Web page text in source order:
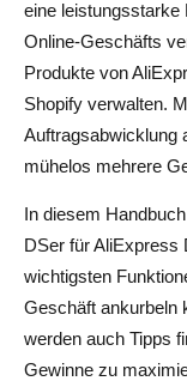
Vor- und
Vorteile der
Nachteile der
Wie DSers
Optimieren Sie
von DSers
So verwenden
eine leistungsstarke
Online-Geschäfts
Produkte von
Shopify verwalten.
Auftragsabwicklung
mühelos mehrere
In diesem
DSer für AliExpress
wichtigsten
Geschäft ankurbeln
werden auch Tipps
Gewinne zu